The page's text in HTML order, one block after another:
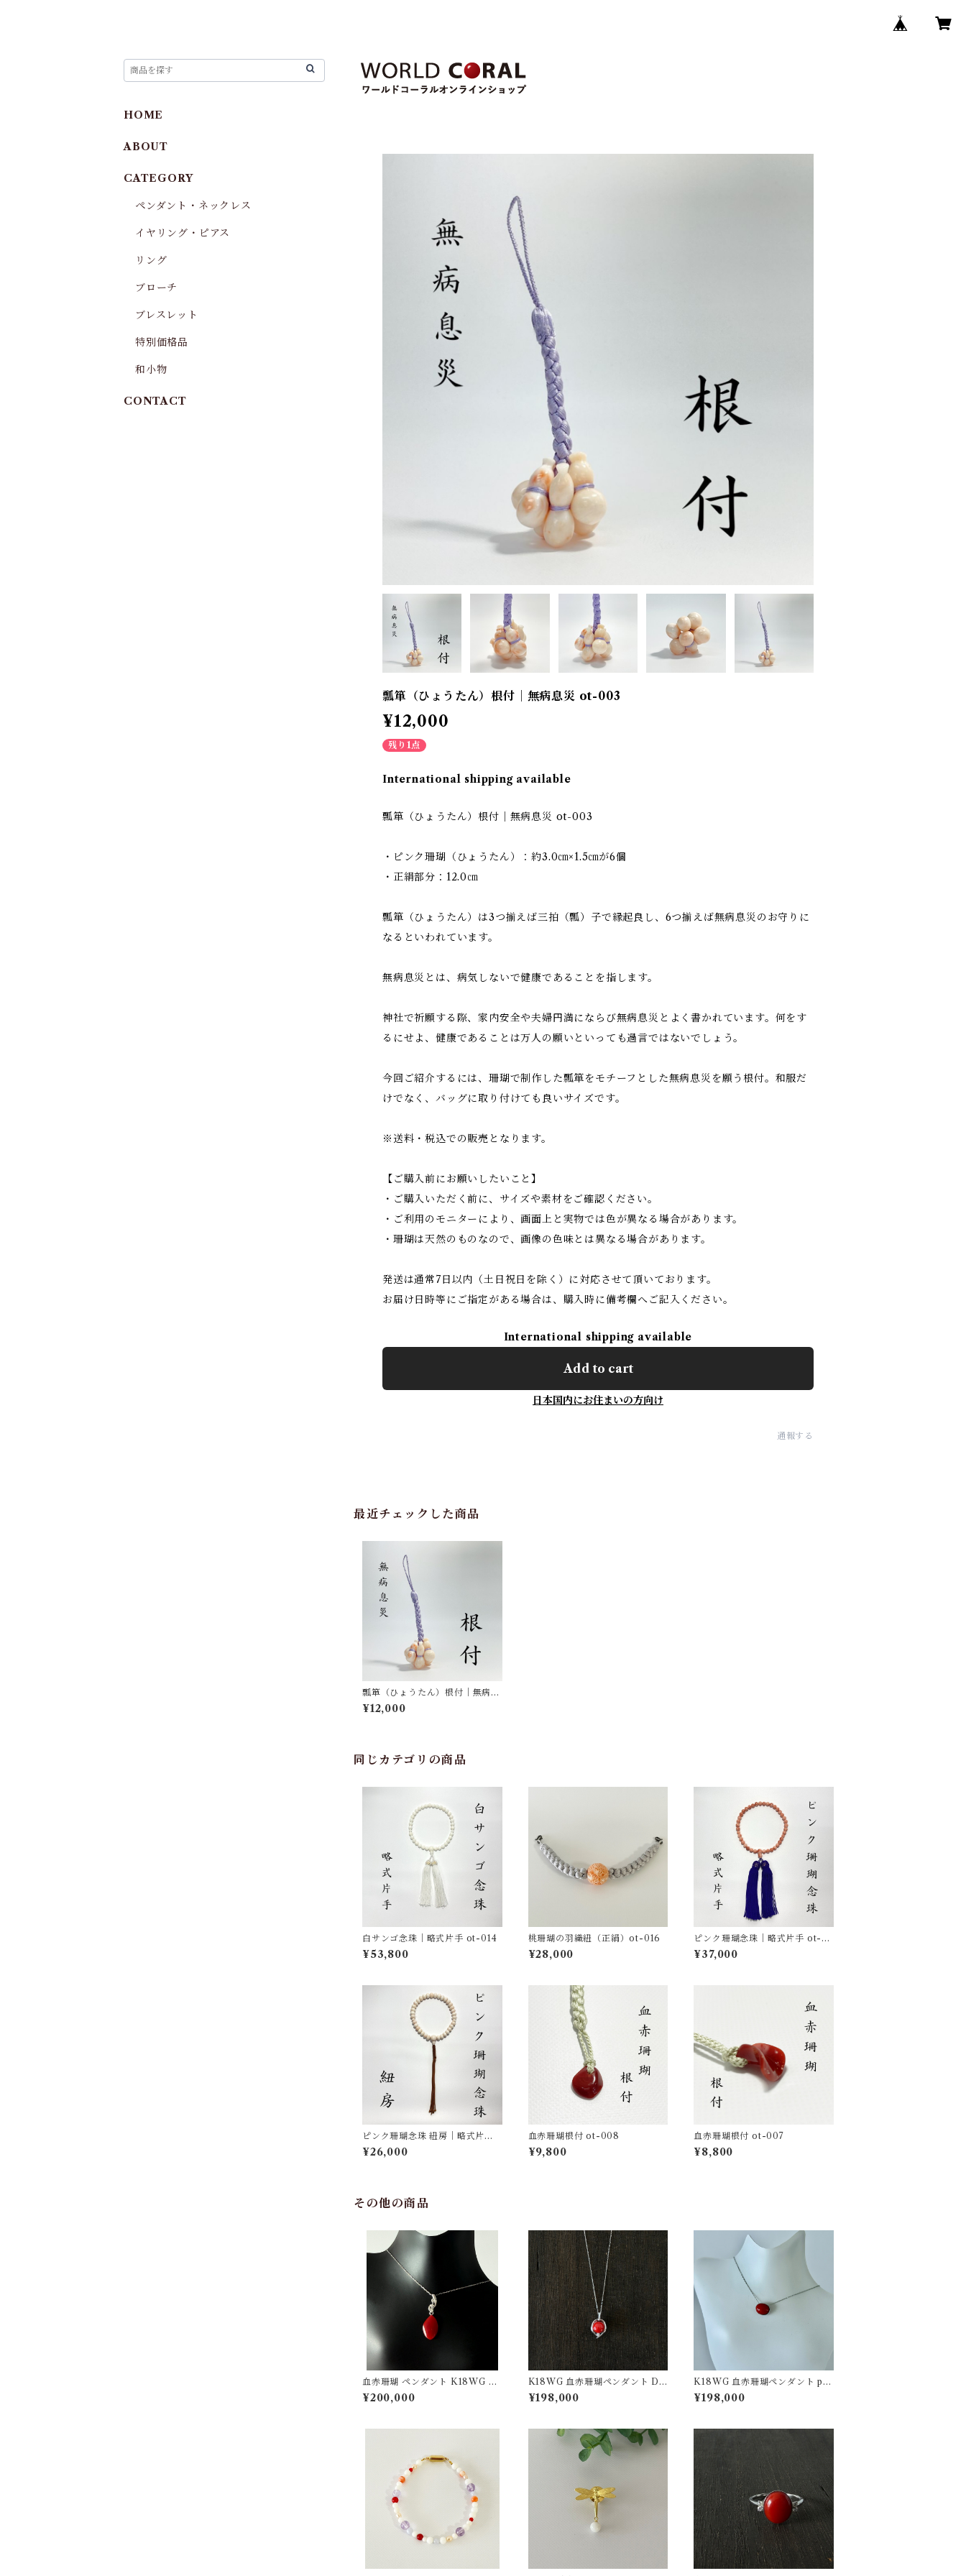
瓢箪（ひょうたん）根付｜無病息災 ot-003
¥12,000
残り1点
International shipping available
瓢箪（ひょうたん）根付｜無病息災 ot-003
・ピンク珊瑚（ひょうたん）：約3.0㎝×1.5㎝が6個
・正絹部分：12.0㎝
瓢箪（ひょうたん）は3つ揃えば三拍（瓢）子で縁起良し、6つ揃えば無病息災のお守りに
なるといわれています。
無病息災とは、病気しないで健康であることを指します。
神社で祈願する際、家内安全や夫婦円満にならび無病息災とよく書かれています。何をす
るにせよ、健康であることは万人の願いといっても過言ではないでしょう。
今回ご紹介するには、珊瑚で制作した瓢箪をモチーフとした無病息災を願う根付。和服だ
けでなく、バッグに取り付けても良いサイズです。
※送料・税込での販売となります。
【ご購入前にお願いしたいこと】
・ご購入いただく前に、サイズや素材をご確認ください。
・ご利用のモニターにより、画面上と実物では色が異なる場合があります。
・珊瑚は天然のものなので、画像の色味とは異なる場合があります。
発送は通常7日以内（土日祝日を除く）に対応させて頂いております。
お届け日時等にご指定がある場合は、購入時に備考欄へご記入ください。
International shipping available
Add to cart
日本国内にお住まいの方向け
通報する
最近チェックした商品
瓢箪（ひょうたん）根付｜無病息
災 ot-003
¥12,000
同じカテゴリの商品
白サンゴ念珠｜略式片手 ot-014
¥53,800
桃珊瑚の羽織紐（正絹）ot-016
¥28,000
ピンク珊瑚念珠｜略式片手 ot-01
3
¥37,000
ピンク珊瑚念珠 紐房｜略式片手
ot-011
¥26,000
血赤珊瑚根付 ot-008
¥9,800
血赤珊瑚根付 ot-007
¥8,800
その他の商品
血赤珊瑚 ペンダント K18WG 0.
04ct
¥200,000
K18WG 血赤珊瑚ペンダント D
0.05 pd-41
¥198,000
K18WG 血赤珊瑚ペンダント pd-
53
¥198,000
HOME
ABOUT
CATEGORY
ペンダント・ネックレス
イヤリング・ピアス
リング
ブローチ
ブレスレット
特別価格品
和小物
CONTACT